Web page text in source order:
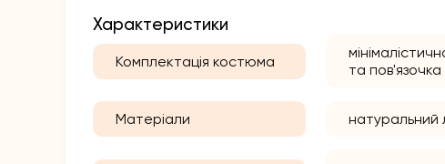
Характеристики
Комплектація костюма
та пов'язочка
Матеріали натуральний